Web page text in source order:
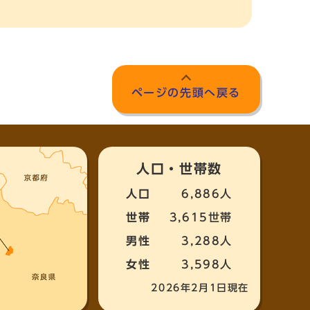
ページの先頭へ戻る
人口・世帯数
人口 6,886人
世帯 3,615世帯
男性 3,288人
女性 3,598人
2026年2月1日現在